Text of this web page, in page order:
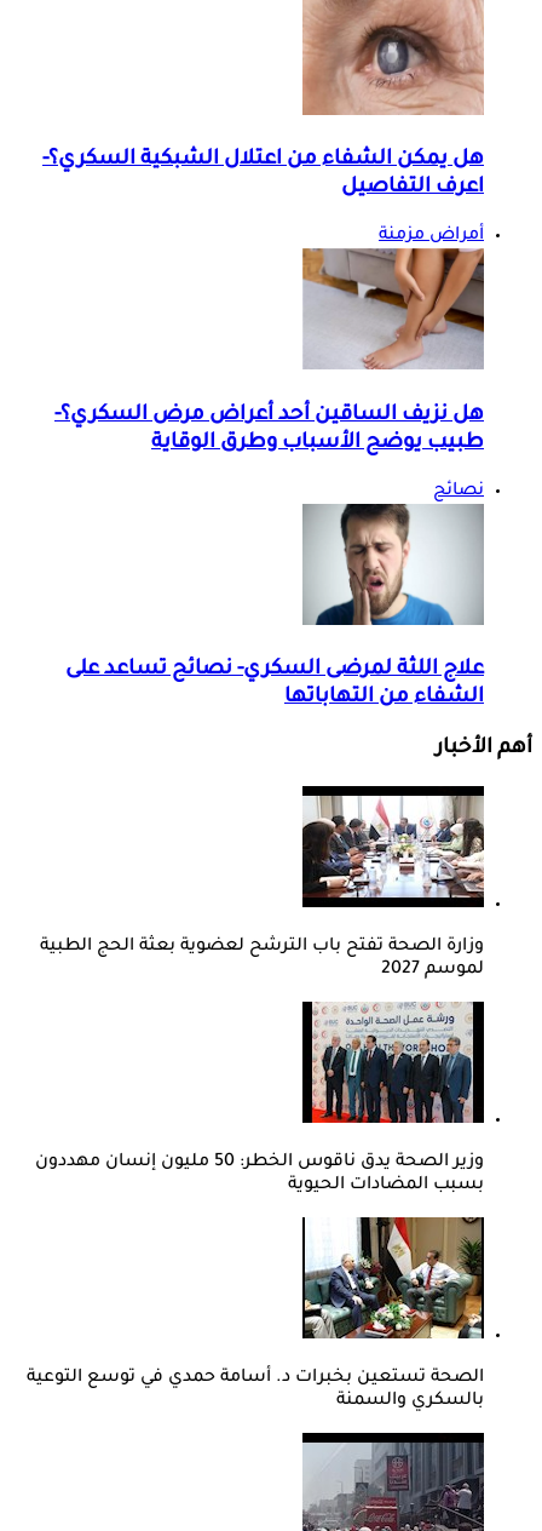
هل يمكن الشفاء من اعتلال الشبكية السكري؟-
اعرف التفاصيل
أمراض مزمنة
هل نزيف الساقين أحد أعراض مرض السكري؟-
طبيب يوضح الأسباب وطرق الوقاية
نصائح
علاج اللثة لمرضى السكري- نصائح تساعد على
الشفاء من التهاباتها
أهم الأخبار
وزارة الصحة تفتح باب الترشح لعضوية بعثة الحج الطبية
لموسم 2027
وزير الصحة يدق ناقوس الخطر: 50 مليون إنسان مهددون
بسبب المضادات الحيوية
الصحة تستعين بخبرات د. أسامة حمدي في توسع التوعية
بالسكري والسمنة